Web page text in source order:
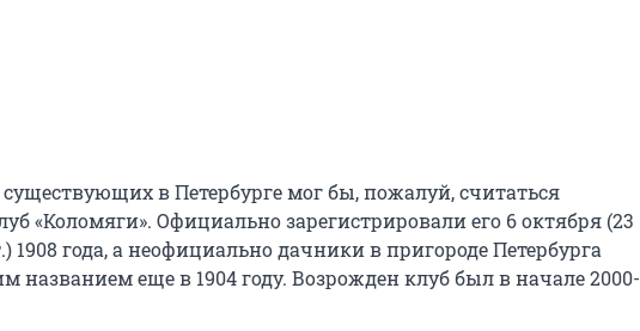
в Петербурге мог бы, пожалуй, считаться
«Коломяги». Официально зарегистрировали его 6 октября (23
1908 года, а неофициально дачники в пригороде Петербурга
названием еще в 1904 году. Возрожден клуб был в начале 2000-